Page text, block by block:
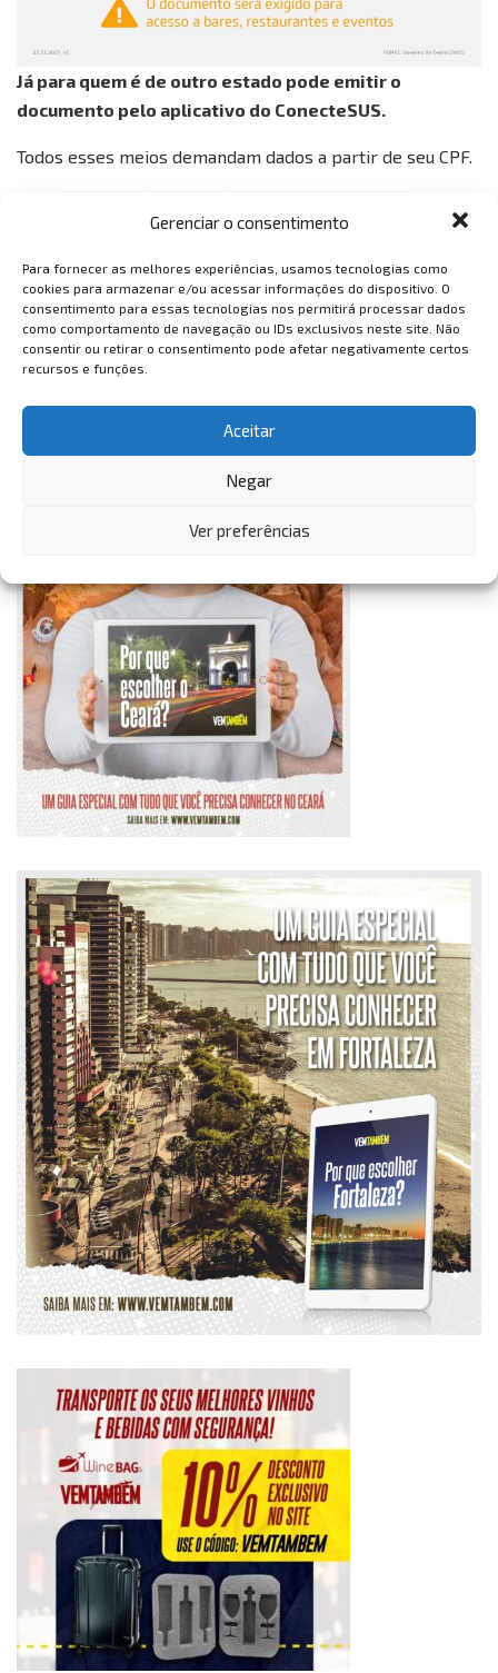
Gerenciar o consentimento
Para fornecer as melhores experiências, usamos tecnologias como
cookies para armazenar e/ou acessar informações do dispositivo. O
consentimento para essas tecnologias nos permitirá processar dados
como comportamento de navegação ou IDs exclusivos neste site. Não
consentir ou retirar o consentimento pode afetar negativamente certos
recursos e funções.
Aceitar
Negar
Ver preferências
Já para quem é de outro estado pode emitir o
documento pelo aplicativo do ConecteSUS.
Todos esses meios demandam dados a partir de seu CPF.